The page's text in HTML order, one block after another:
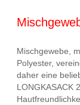
Mischgewebe,
Polyester,
daher eine
LONGKASACK